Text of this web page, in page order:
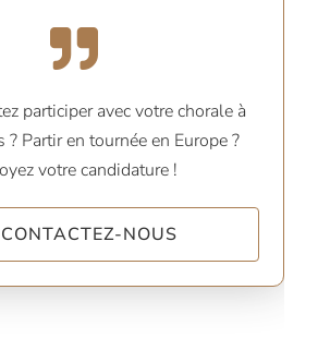
participer avec votre chorale à
Partir en tournée en Europe ?
votre candidature !
CONTACTEZ-NOUS